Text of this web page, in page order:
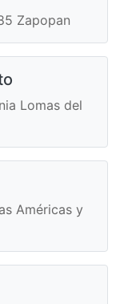
Zapopan
Lomas del
Américas y